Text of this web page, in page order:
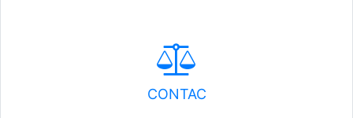
CONTAC